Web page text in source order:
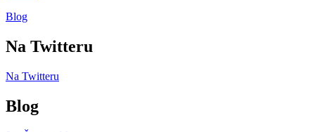
Blog
Na Twitteru
Na Twitteru
Blog